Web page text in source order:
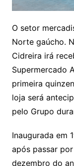
O setor
Norte gaúcho.
Cidreira irá
Supermercado
primeira
loja será
pelo Grupo
Inaugurada em
após passar
dezembro do